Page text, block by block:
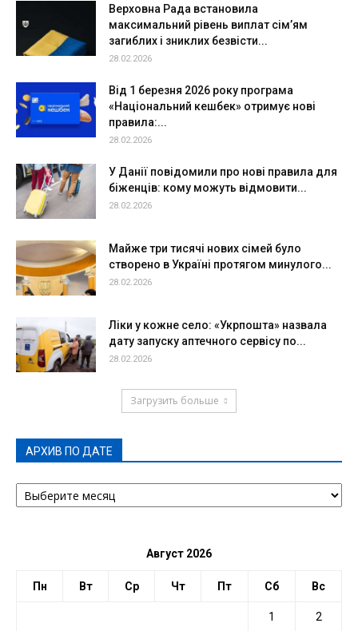
Верховна Рада встановила
максимальний рівень виплат сім’ям
загиблих і зниклих безвісти...
28.02.2026
Від 1 березня 2026 року програма
«Національний кешбек» отримує нові
правила:...
28.02.2026
У Данії повідомили про нові правила для
біженців: кому можуть відмовити...
28.02.2026
Майже три тисячі нових сімей було
створено в Україні протягом минулого...
28.02.2026
Ліки у кожне село: «Укрпошта» назвала
дату запуску аптечного сервісу по...
28.02.2026
Загрузить больше
АРХИВ ПО ДАТЕ
АРХИВ
ПО
Август 2026
Пн Вт Ср Чт Пт Сб Вс
1 2